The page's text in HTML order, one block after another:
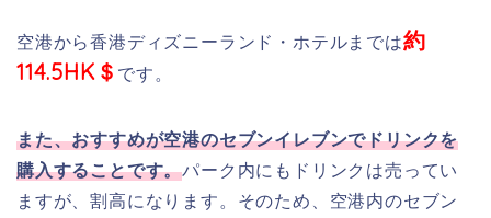
空港から香港ディズニーランド・ホテルまでは約
114.5HK＄ です。
また、おすすめが空港のセブンイレブンでドリンクを
購入することです。パーク内にもドリンクは売ってい
ますが、割高になります。そのため、空港内のセブン